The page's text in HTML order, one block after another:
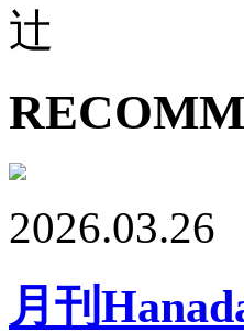
辻
2026.03.26
月刊